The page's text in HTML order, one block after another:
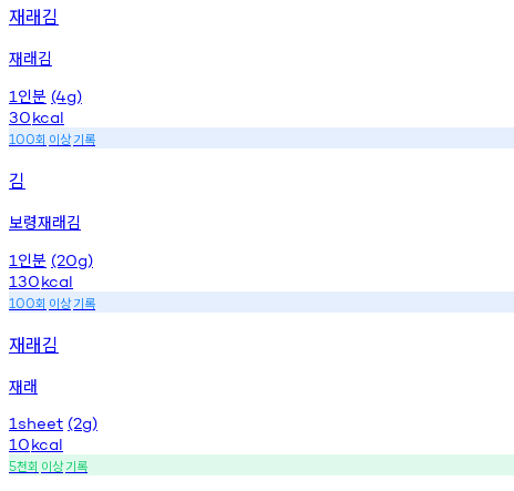
재래김
재래김
1 인분 (4g)
30kcal
100회 이상기록
김
보령재래김
1 인분 (20g)
130kcal
100회 이상기록
재래김
재래
1sheet (2g)
10kcal
5천회 이상기록